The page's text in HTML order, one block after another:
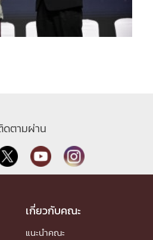
ดตามผ่าน
เกี่ยวกับคณะ
แนะนำคณะ